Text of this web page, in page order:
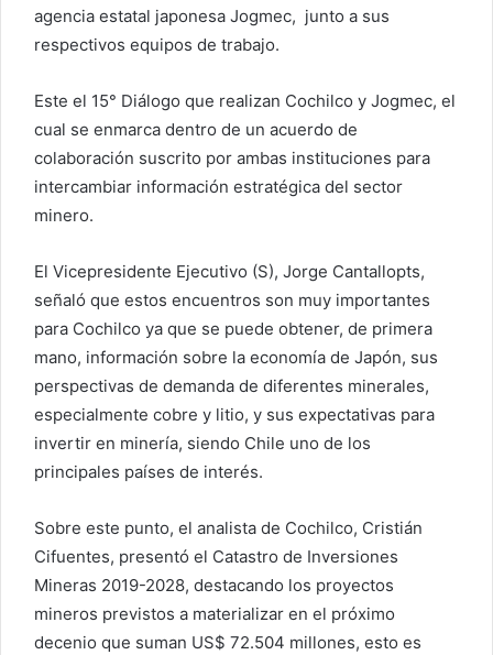
agencia estatal japonesa Jogmec, junto a sus
respectivos equipos de trabajo.
Este el 15° Diálogo que realizan Cochilco y Jogmec, el
cual se enmarca dentro de un acuerdo de
colaboración suscrito por ambas instituciones para
intercambiar información estratégica del sector
minero.
El Vicepresidente Ejecutivo (S), Jorge Cantallopts,
señaló que estos encuentros son muy importantes
para Cochilco ya que se puede obtener, de primera
mano, información sobre la economía de Japón, sus
perspectivas de demanda de diferentes minerales,
especialmente cobre y litio, y sus expectativas para
invertir en minería, siendo Chile uno de los
principales países de interés.
Sobre este punto, el analista de Cochilco, Cristián
Cifuentes, presentó el Catastro de Inversiones
Mineras 2019-2028, destacando los proyectos
mineros previstos a materializar en el próximo
decenio que suman US$ 72.504 millones, esto es